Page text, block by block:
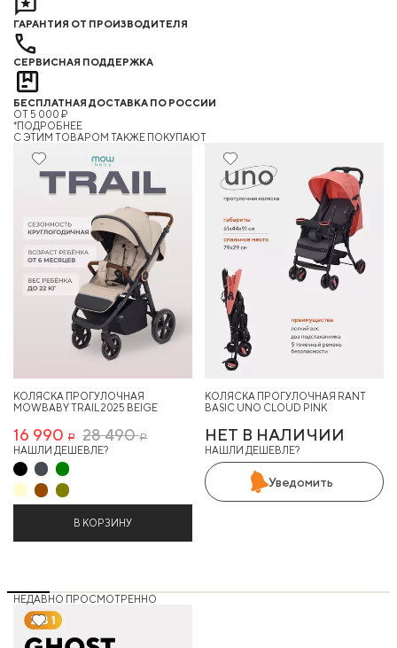
ГАРАНТИЯ ОТ ПРОИЗВОДИТЕЛЯ
СЕРВИСНАЯ ПОДДЕРЖКА
БЕСПЛАТНАЯ ДОСТАВКА ПО РОССИИ
ОТ 5 000 ₽
*ПОДРОБНЕЕ
C ЭТИМ ТОВАРОМ ТАКЖЕ ПОКУПАЮТ
40%
КОЛЯСКА ПРОГУЛОЧНАЯ
MOWBABY TRAIL 2025 BEIGE
16 990 Р 28 490Р
НАШЛИ ДЕШЕВЛЕ?
В КОРЗИНУ
КОЛЯСКА ПРОГУЛОЧНАЯ RANT
BASIC UNO CLOUD PINK
НЕТ В НАЛИЧИИ
НАШЛИ ДЕШЕВЛЕ?
Уведомить
НЕДАВНО ПРОСМОТРЕННО
17%